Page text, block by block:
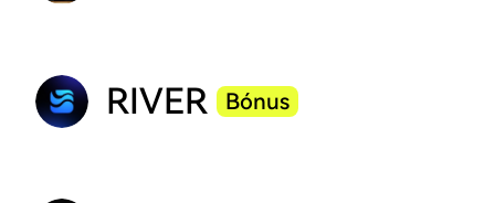
RIVER Bónus